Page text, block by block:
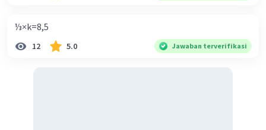
⅓×k=8,5
12 5.0 Jawaban terverifikasi